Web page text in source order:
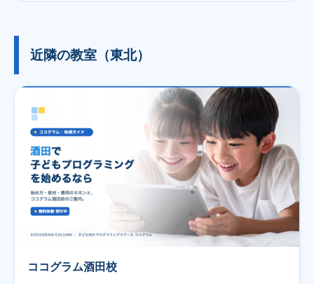
近隣の教室（東北）
ココグラム酒田校